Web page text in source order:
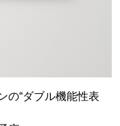
の“ダブル機能性表